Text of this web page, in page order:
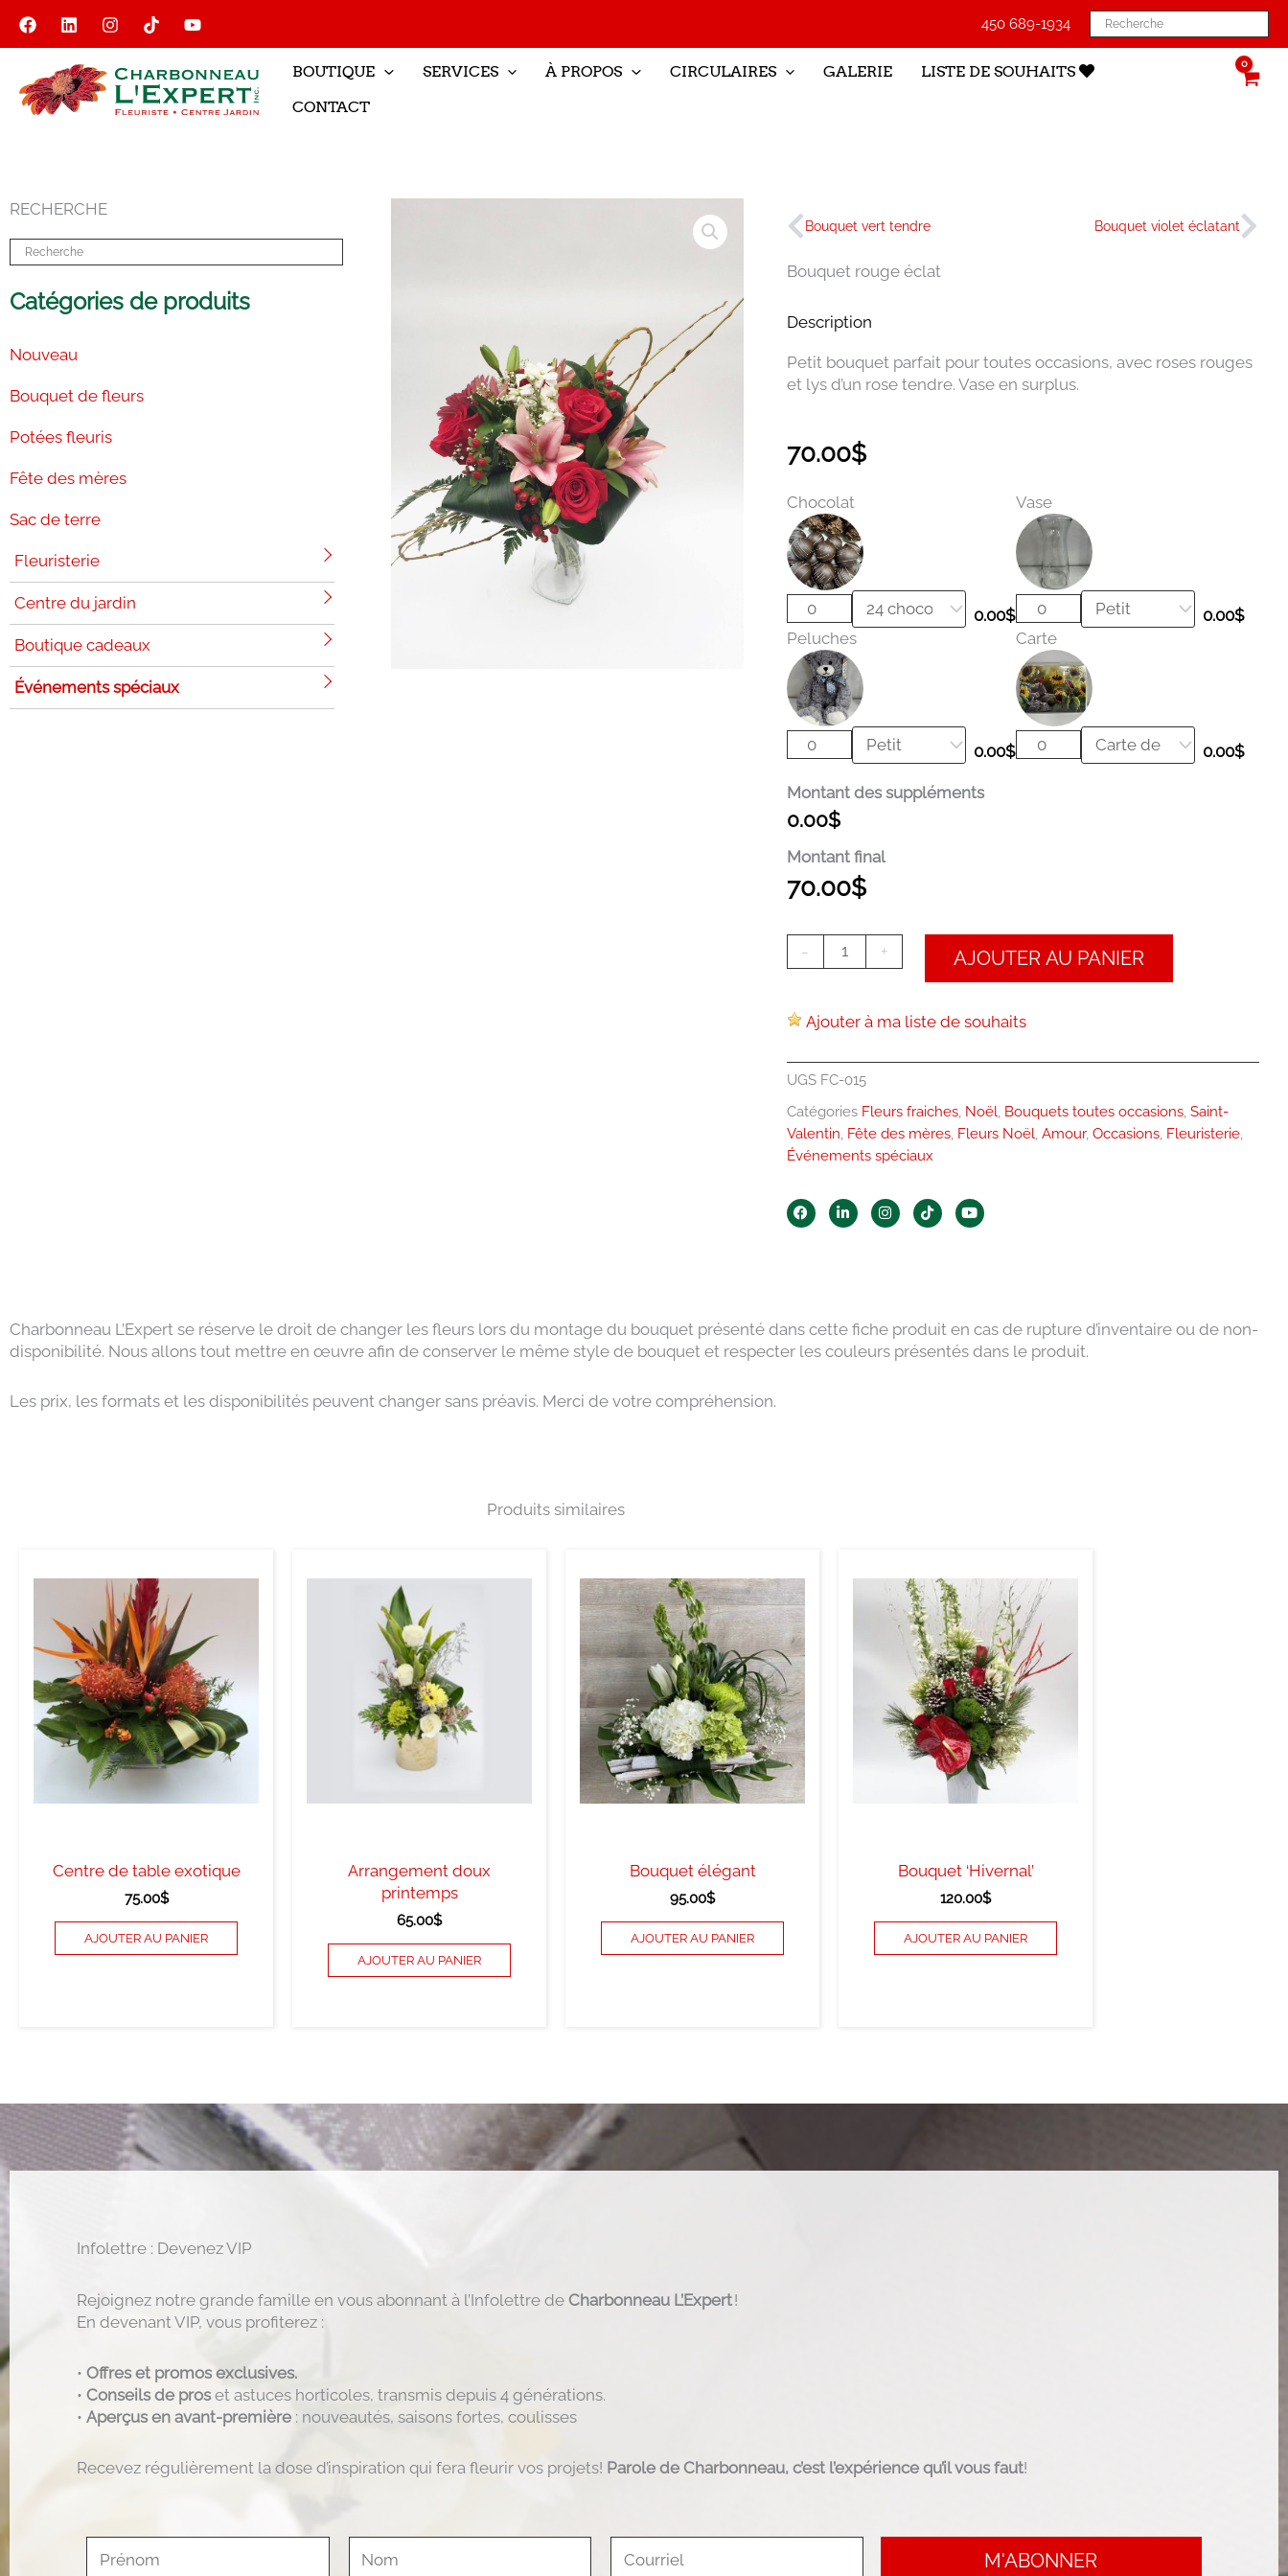
contenu
450 689-1934
BOUTIQUE SERVICES À PROPOS CIRCULAIRES GALERIE
LISTE DE SOUHAITS
CONTACT
RECHERCHE
Catégories de produits
Nouveau
Bouquet de fleurs
Potées fleuris
Fête des mères
Sac de terre
Fleuristerie
Centre du jardin
Boutique cadeaux
Événements spéciaux
Précédent
Bouquet vert tendre Bouquet violet éclatant
Bouquet rouge éclat
Description
Petit bouquet parfait pour toutes occasions, avec roses rouges
et lys d’un rose tendre. Vase en surplus.
70.00$
Chocolat
0.00$
Peluches
0.00$
Vase
0.00$
Carte
0.00$
Montant des suppléments
0.00$
Montant final
70.00$
-
quantité
de
Bouquet
rouge
éclat
+ AJOUTER AU PANIER
Ajouter à ma liste de souhaits
UGS FC-015
Catégories Fleurs fraiches, Noël, Bouquets toutes occasions, Saint-
Valentin, Fête des mères, Fleurs Noël, Amour, Occasions, Fleuristerie,
Événements spéciaux
F
a
c
L
i
n
i
n
I
n
s
T
i
k
Y
o
u
Charbonneau L’Expert se réserve le droit de changer les fleurs lors du montage du bouquet présenté dans cette fiche produit en cas de rupture d’inventaire ou de non-
disponibilité. Nous allons tout mettre en œuvre afin de conserver le même style de bouquet et respecter les couleurs présentés dans le produit.
Les prix, les formats et les disponibilités peuvent changer sans préavis. Merci de votre compréhension.
Produits similaires
Centre de table exotique
75.00$
AJOUTER AU PANIER
Arrangement doux
printemps
65.00$
AJOUTER AU PANIER
Bouquet élégant
95.00$
AJOUTER AU PANIER
Bouquet ‘Hivernal’
120.00$
AJOUTER AU PANIER
Infolettre : Devenez VIP
Rejoignez notre grande famille en vous abonnant à l’Infolettre de Charbonneau L’Expert!
En devenant VIP, vous profiterez :
• Offres et promos exclusives.
• Conseils de proset astuces horticoles, transmis depuis 4 générations.
• Aperçus en avant-première : nouveautés, saisons fortes, coulisses
Recevez régulièrement la dose d’inspiration qui fera fleurir vos projets! Parole de Charbonneau, c’est l’expérience qu’il vous faut!